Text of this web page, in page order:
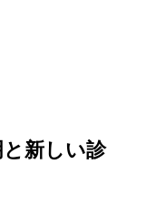
新しい診